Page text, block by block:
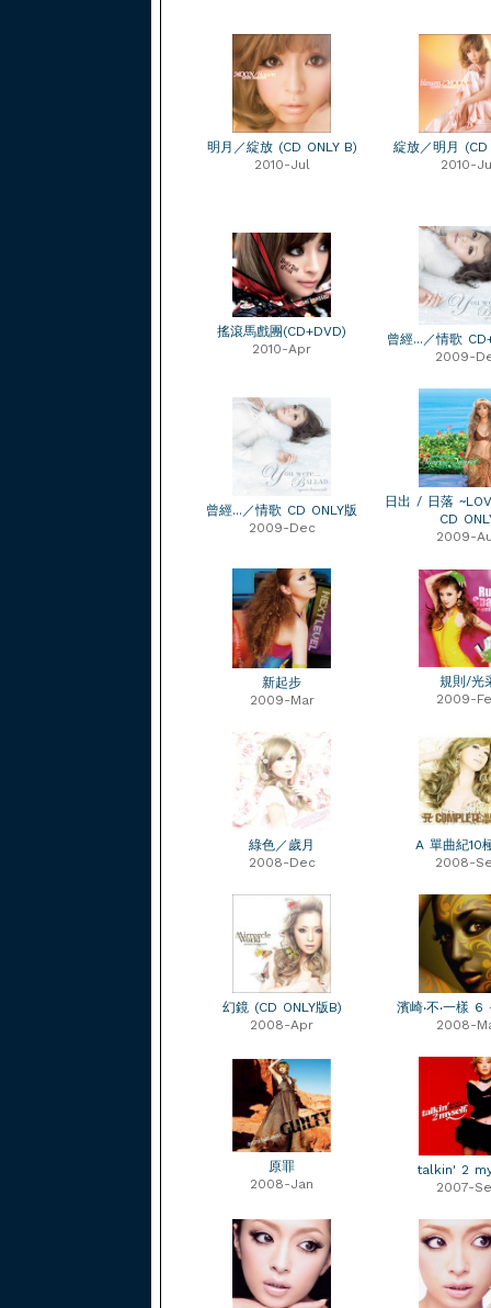
明月／綻放 (CD ONLY B)
2010-Jul
綻放／明月 (CD
2010-
搖滾馬戲團(CD+DVD)
2010-Apr
曾經...／情歌
2009-
曾經...／情歌 CD ONLY版
2009-Dec
日出 / 日落
CD
2009-
新起步
2009-Mar
規則/光
2009-
綠色／歲月
2008-Dec
A 單曲紀10
2008-
幻鏡 (CD ONLY版B)
2008-Apr
濱崎‧不‧一樣
2008-
原罪
2008-Jan
talkin' 2
2007-